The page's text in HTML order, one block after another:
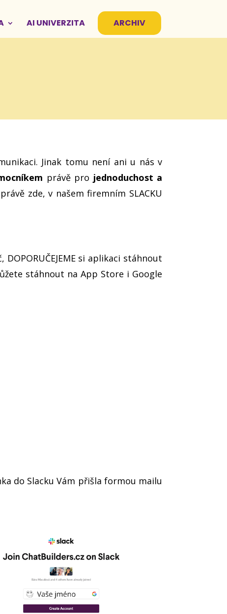
AI UNIVERZITA ARCHIV
Jinak tomu není ani u nás v
právě pro jednoduchost a
zde, v našem firemním SLACKU
si aplikaci stáhnout
stáhnout na App Store i Google
do Slacku Vám přišla formou mailu